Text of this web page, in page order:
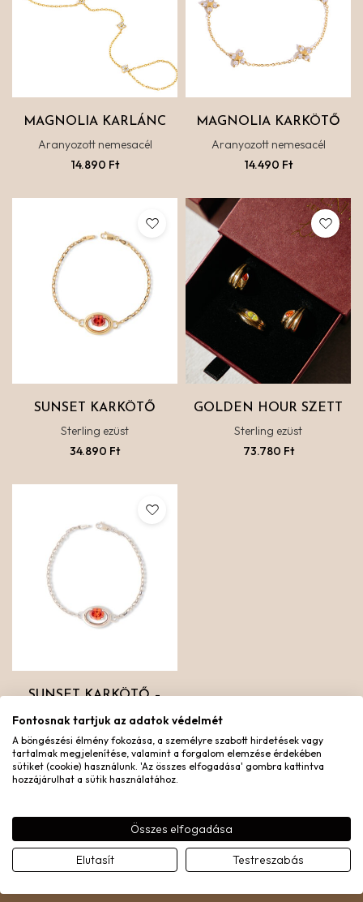
MAGNOLIA KARLÁNC
Aranyozott nemesacél
14.890 Ft
MAGNOLIA KARKÖTŐ
Aranyozott nemesacél
14.490 Ft
SUNSET KARKÖTŐ
Sterling ezüst
34.890 Ft
GOLDEN HOUR SZETT
Sterling ezüst
73.780 Ft
SUNSET KARKÖTŐ –
Sterling ezüst
34.890Ft
Fontosnak tartjuk az adatok védelmét
A böngészési élmény fokozása, a személyre szabott hirdetések vagy
tartalmak megjelenítése, valamint a forgalom elemzése érdekében
sütiket (cookie) használunk. 'Az összes elfogadása' gombra kattintva
hozzájárulhat a sütik használatához.
Összes elfogadása
Elutasít Testreszabás